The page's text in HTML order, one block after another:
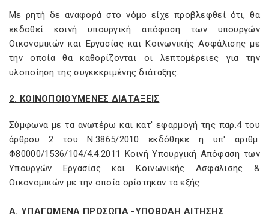
Με ρητή δε αναφορά στο νόμο είχε προβλεφθεί ότι, θα
εκδοθεί κοινή υπουργική απόφαση των υπουργών
Οικονομικών και Εργασίας και Κοινωνικής Ασφάλισης με
την οποία θα καθορίζονται οι λεπτομέρειες για την
υλοποίηση της συγκεκριμένης διάταξης.
2. ΚΟΙΝΟΠΟΙΟΥΜΕΝΕΣ ΔΙΑΤΑΞΕΙΣ
Σύμφωνα με τα ανωτέρω και κατ' εφαρμογή της παρ.4 του
άρθρου 2 του Ν.3865/2010 εκδόθηκε η υπ' αριθμ.
Φ80000/1536/104/4.4.2011 Κοινή Υπουργική Απόφαση των
Υπουργών Εργασίας και Κοινωνικής Ασφάλισης &
Οικονομικών με την οποία ορίστηκαν τα εξής:
Α. ΥΠΑΓΟΜΕΝΑ ΠΡΟΣΩΠΑ -ΥΠΟΒΟΑΗ ΑΙΤΗΣΗΣ